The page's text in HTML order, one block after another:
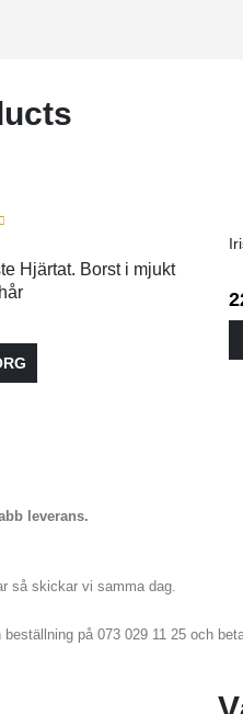
Hjärtat. Borst i mjukt
leverans.
så skickar vi samma dag.
på 073 029 11 25 och